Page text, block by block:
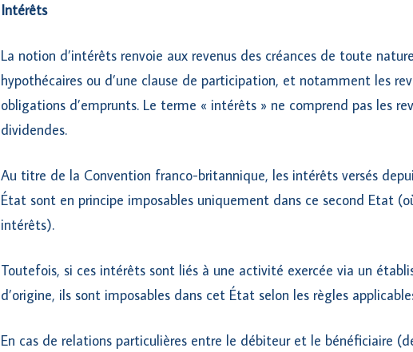
Intérêts
La notion d’intérêts renvoie aux revenus des créances de toute
hypothécaires ou d’une clause de participation, et notamment les
obligations d’emprunts. Le terme « intérêts » ne comprend pas les
dividendes.
Au titre de la Convention franco-britannique, les intérêts versés
État sont en principe imposables uniquement dans ce second Etat
intérêts).
Toutefois, si ces intérêts sont liés à une activité exercée via un
d’origine, ils sont imposables dans cet État selon les règles
En cas de relations particulières entre le débiteur et le bénéficiaire